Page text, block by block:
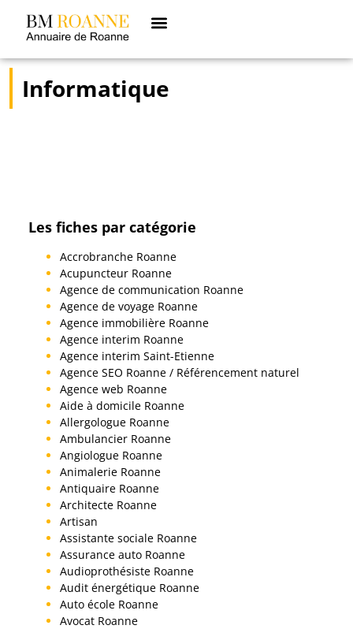
Informatique
Les fiches par catégorie
Accrobranche Roanne
Acupuncteur Roanne
Agence de communication Roanne
Agence de voyage Roanne
Agence immobilière Roanne
Agence interim Roanne
Agence interim Saint-Etienne
Agence SEO Roanne / Référencement naturel
Agence web Roanne
Aide à domicile Roanne
Allergologue Roanne
Ambulancier Roanne
Angiologue Roanne
Animalerie Roanne
Antiquaire Roanne
Architecte Roanne
Artisan
Assistante sociale Roanne
Assurance auto Roanne
Audioprothésiste Roanne
Audit énergétique Roanne
Auto école Roanne
Avocat Roanne